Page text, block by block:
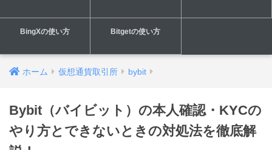
BingXの使い方 Bitgetの使い方
ホーム 仮想通貨取引所 bybit
Bybit（バイビット）の本人確認・KYCの
やり方とできないときの対処法を徹底解